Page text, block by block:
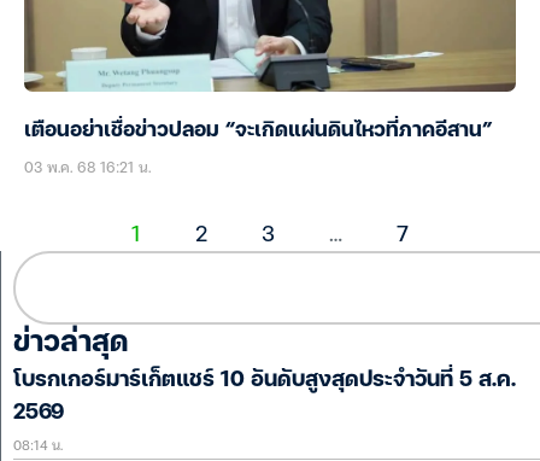
เตือนอย่าเชื่อข่าวปลอม “จะเกิดแผ่นดินไหวที่ภาคอีสาน”
03 พ.ค. 68 16:21 น.
1 2 3 … 7
ข่าวล่าสุด
โบรกเกอร์มาร์เก็ตแชร์ 10 อันดับสูงสุดประจำวันที่ 5 ส.ค.
2569
08:14 น.